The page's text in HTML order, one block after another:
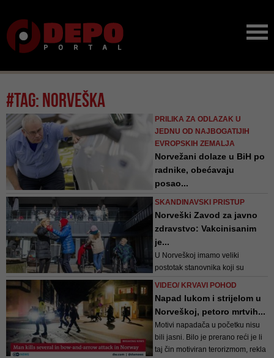
#tag: norveška
PRILIKA ZA ODLAZAK U
JEDNU OD NAJBOGATIJIH
EVROPSKIH ZEMALJA
Norvežani dolaze u BiH po
radnike, obećavaju
posao...
naše države na kojima će se
održati razgovori sa kandidatima
SKANDINAVSKI PRISTUP
Norveški Zavod za javno
zdravstvo: Vakcinisanim
je...
U Norveškoj imamo veliki
postotak stanovnika koji su
hospitalizacije. Bolje se zaraziti u
takvoj situaciji nego kasnije, kad
efekat vakcine malo opadne,
rekla je direktorica Stoltenberg za
n...
VIDEO/ KRVAVI POHOD
Napad lukom i strijelom u
Norveškoj, petoro mrtvih...
Motivi napadača u početku nisu
bili jasni. Bilo je prerano reći je li
taj čin motiviran terorizmom, rekla